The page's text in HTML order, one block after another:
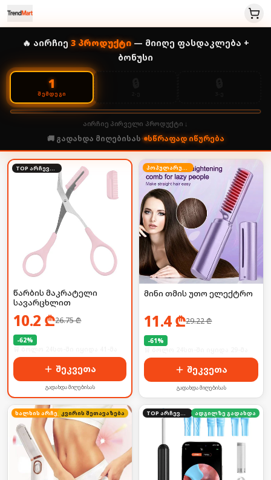
🔥 აირჩიე 3პროდუქტი— მიიღე ფასდაკლება +
ბონუსი
1
ᲨᲔᲛᲓᲔᲒᲘ
აირჩიე პირველი პროდუქტი ↓
🚚 გადახდა მიღებისას• სწრაფად იწურება
TOP არჩევანი
წარბის მაკრატელი
სავარცხლით
10.2 ₾26.75₾
-62%
შეკვეთა
გადახდა მიღებისას
პოპულარული
მინი თმის უთო ელექტრო
11.4₾29.22₾
-61%
შეკვეთა
გადახდა მიღებისას
ხალხის არჩევანი
კვირის შეთავაზება TOP არჩევანი ადგილზე გადახდა